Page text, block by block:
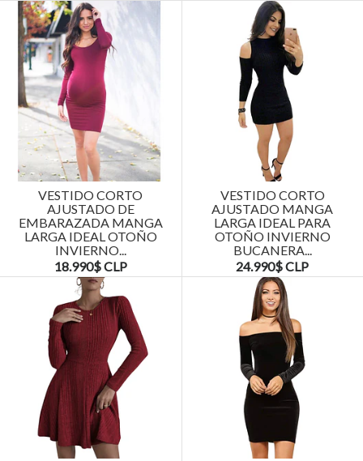
VESTIDO CORTO
AJUSTADO DE
EMBARAZADA MANGA
LARGA IDEAL OTOÑO
INVIERNO...
18.990$ CLP
VESTIDO CORTO
AJUSTADO MANGA
LARGA IDEAL PARA
OTOÑO INVIERNO
BUCANERA...
24.990$ CLP